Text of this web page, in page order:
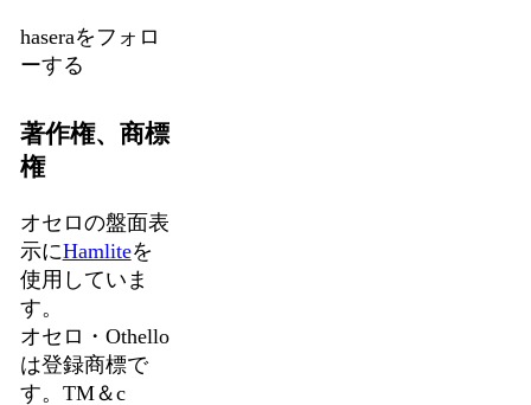
haseraをフォロ
ーする
著作権、商標
権
オセロの盤面表
示にHamliteを
使用していま
す。
オセロ・Othello
は登録商標で
す。TM＆c